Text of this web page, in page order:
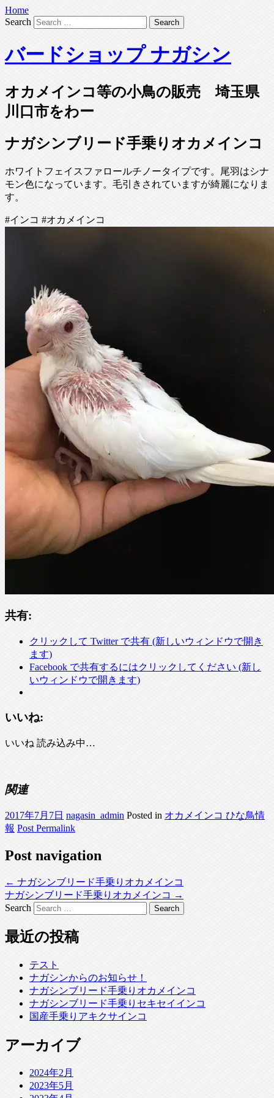
Home
Search
バードショップ ナガシン
オカメインコ等の小鳥の販売 埼玉県
川口市をわー
ナガシンブリード手乗りオカメインコ
ホワイトフェイスファロールチノータイプです。尾羽はシナ
モン色になっています。毛引きされていますが綺麗になりま
す。
#インコ #オカメインコ
共有:
クリックして Twitter で共有 (新しいウィンドウで開き
ます)
Facebook で共有するにはクリックしてください (新し
いウィンドウで開きます)
いいね:
いいね 読み込み中…
関連
2017年7月7日 nagasin_admin Posted in オカメインコ ひな鳥情
報 Post Permalink
Post navigation
← ナガシンブリード手乗りオカメインコ
ナガシンブリード手乗りオカメインコ →
Search
最近の投稿
テスト
ナガシンからのお知らせ！
ナガシンブリード手乗りオカメインコ
ナガシンブリード手乗りセキセイインコ
国産手乗りアキクサインコ
アーカイブ
2024年2月
2023年5月